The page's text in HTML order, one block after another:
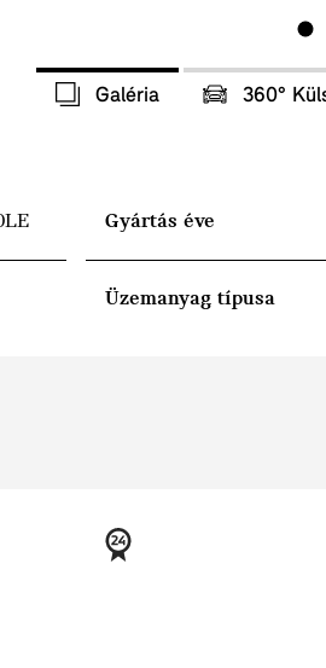
Galéria 360°
Gyártás éve
Üzemanyag típusa